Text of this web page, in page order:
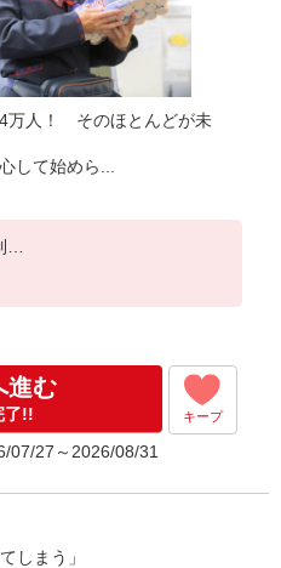
万人！ そのほとんどが未
して始めら...
も応相談
償期間／12ヶ月間
し！
円／日
進む
了!! キープ
07/27～2026/08/31
しまう」